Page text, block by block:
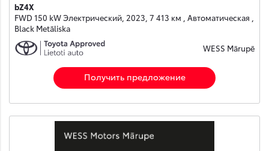
bZ4X
FWD 150 kW Электрический, 2023, 7 413 км , Автоматическая ,
Black Metāliska
WESS Mārupē
Получить предложение